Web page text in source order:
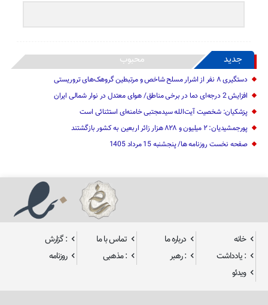
جدید محبوب
دستگیری ۸ نفر از اشرار مسلح شاخص و مرتبطین گروهک‌های تروریستی
افزایش 2 درجه‌ای دما در برخی مناطق/ هوای معتدل در نوار شمالی ایران
پزشکیان: شخصیت آیت‌الله سیدمجتبی خامنه‌ای استثنائی است
پورجمشیدیان: ۲ میلیون و ۸۲۸ هزار زائر اربعین به کشور بازگشتند
صفحه نخست روزنامه ها/ پنجشنبه 15 مرداد 1405
خانه درباره ما تماس با ما
: گزارش
: یادداشت
: رهبر : مذهبی
روزنامه
ویدئو